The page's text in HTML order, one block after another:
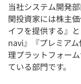
当社システム開発
関投資家には株主
イフを提供する』
navi』『プレミア
理プラットフォー
ている部門です。